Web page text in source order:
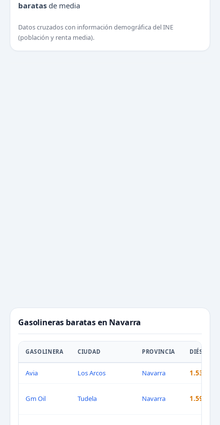
baratas de media
Datos cruzados con información demográfica del INE
(población y renta media).
Gasolineras baratas en Navarra
GASOLINERA CIUDAD PROVINCIA DIÉSEL
Avia Los Arcos Navarra 1.539 €
Gm Oil Tudela Navarra 1.599 €